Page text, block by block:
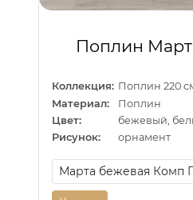
Поплин
Коллекция: Поплин 220
Материал:
Поплин
Цвет:
бежевый,
Рисунок:
орнамент